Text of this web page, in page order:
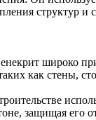
структур и
широко
как стены,
защищая его